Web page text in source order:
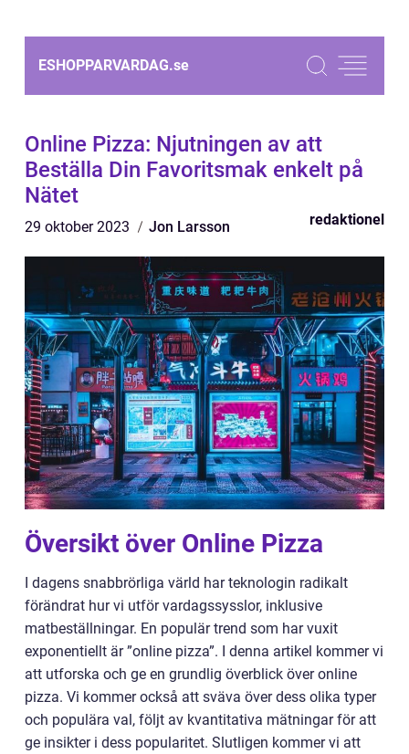
ESHOPPARVARDAG.se
Online Pizza: Njutningen av att
Beställa Din Favoritsmak enkelt på
Nätet
29 oktober 2023 Jon Larsson redaktionel
Översikt över Online Pizza
I dagens snabbrörliga värld har teknologin radikalt
förändrat hur vi utför vardagssysslor, inklusive
matbeställningar. En populär trend som har vuxit
exponentiellt är ”online pizza”. I denna artikel kommer vi
att utforska och ge en grundlig överblick över online
pizza. Vi kommer också att sväva över dess olika typer
och populära val, följt av kvantitativa mätningar för att
ge insikter i dess popularitet. Slutligen kommer vi att